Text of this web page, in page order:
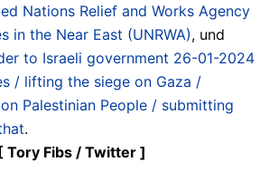
Nations Relief and Works Agency
in the Near East (UNRWA), und
to Israeli government 26-01-2024
/ lifting the siege on Gaza /
Palestinian People / submitting
.
Fibs / Twitter ]